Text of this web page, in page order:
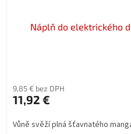
Náplň do elektrického
9,85 € bez DPH
11,92 €
Vůně svěží plná šťavnatého